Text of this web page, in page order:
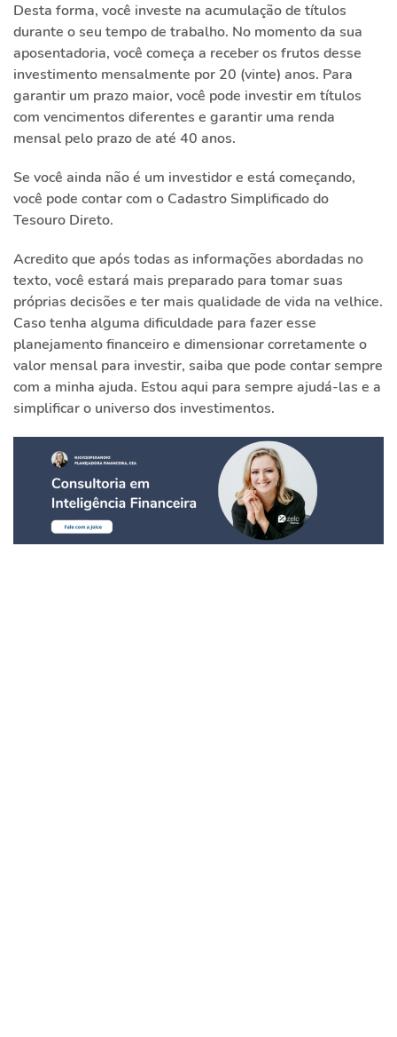
Desta forma, você investe na acumulação de títulos
durante o seu tempo de trabalho. No momento da sua
aposentadoria, você começa a receber os frutos desse
investimento mensalmente por 20 (vinte) anos. Para
garantir um prazo maior, você pode investir em títulos
com vencimentos diferentes e garantir uma renda
mensal pelo prazo de até 40 anos.
Se você ainda não é um investidor e está começando,
você pode contar com o Cadastro Simplificado do
Tesouro Direto.
Acredito que após todas as informações abordadas no
texto, você estará mais preparado para tomar suas
próprias decisões e ter mais qualidade de vida na velhice.
Caso tenha alguma dificuldade para fazer esse
planejamento financeiro e dimensionar corretamente o
valor mensal para investir, saiba que pode contar sempre
com a minha ajuda. Estou aqui para sempre ajudá-las e a
simplificar o universo dos investimentos.